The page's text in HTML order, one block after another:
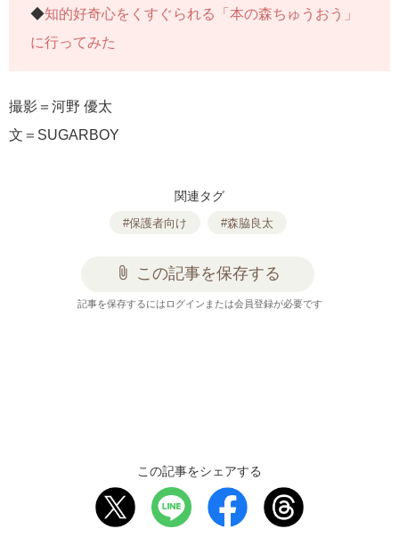
◆知的好奇心をくすぐられる「本の森ちゅうおう」
に行ってみた
撮影＝河野 優太
文＝SUGARBOY
関連タグ
#保護者向け #森脇良太
attach_file この記事を保存する
記事を保存するにはログインまたは会員登録が必要です
この記事をシェアする